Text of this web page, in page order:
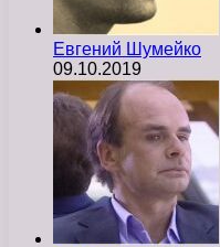
Евгений Шумейко
09.10.2019